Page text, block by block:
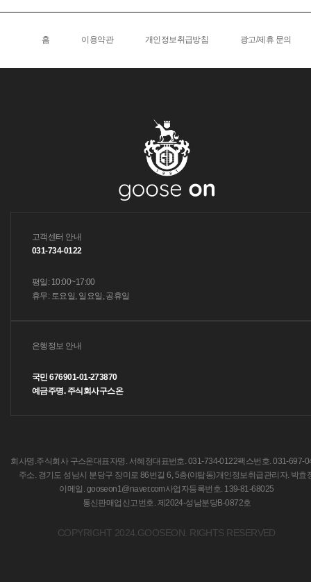
홈 이용약관 개인정보취급방침 광고/제휴 문의
고객센터 안내
031-734-0122
평일: 10:00~17:00
휴무: 토요일, 일요일, 공휴일
은행정보 안내
국민 676901-01-273870
예금주명. 주식회사구스온
회사명.주식회사 구스온대표자명. 서혜정대표번호. 031-734-0122팩스번호. 031-697-
주소. 경기도 성남시 분당구 장미로 86번길 6, 5층(야탑동)개인정보취급관리자. 박효
이메일. gooseon1@naver.com사업자등록번호. 139-81-68025
통신판매업신고번호. 제2024-성남분당B-0872호
COPYRIGHT 2024.GOOSEON. RIGHTS RESERVED